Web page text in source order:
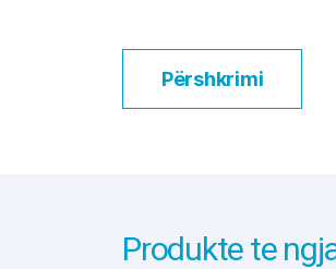
Përshkrimi
Produkte te